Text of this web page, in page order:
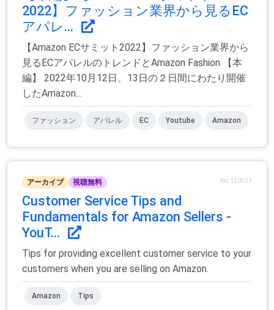
2022】ファッション業界から見るEC
アパレ...
【Amazon ECサミット2022】ファッション業界から
見るECアパレルのトレンドとAmazon Fashion 【本
編】 2022年10月12日、13日の２日間にわたり開催
したAmazon...
ファッション アパレル EC Youtube Amazon
アーカイブ 視聴無料 No.120321
Customer Service Tips and
Fundamentals for Amazon Sellers -
YouT...
Tips for providing excellent customer service to your
customers when you are selling on Amazon.
Amazon Tips